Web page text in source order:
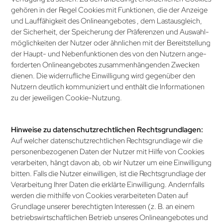
gehören in der Regel Cookies mit Funktionen, die der Anzeige
und Lauffähigkeit des Online­angebotes , dem Lastausgleich,
der Sicherheit, der Speicherung der Präferenzen und Auswahl­
möglichkeiten der Nutzer oder ähnlichen mit der Bereitstellung
der Haupt- und Nebenfunktionen des von den Nutzern ange­
forderten Onlineangebotes zusammenhängenden Zwecken
dienen. Die widerrufliche Einwilligung wird gegenüber den
Nutzern deutlich kommuniziert und enthält die Informationen
zu der jeweiligen Cookie-Nutzung.
Hinweise zu datenschutz­rechtlichen Rechtsgrundlagen:
Auf welcher datenschutz­rechtlichen Rechtsgrundlage wir die
personenbezogenen Daten der Nutzer mit Hilfe von Cookies
verarbeiten, hängt davon ab, ob wir Nutzer um eine Einwilligung
bitten. Falls die Nutzer einwilligen, ist die Rechtsgrundlage der
Verarbeitung Ihrer Daten die erklärte Einwilligung. Andernfalls
werden die mithilfe von Cookies verarbeiteten Daten auf
Grundlage unserer berechtigten Interessen (z. B. an einem
betriebswirtschaftlichen Betrieb unseres Onlineangebotes und